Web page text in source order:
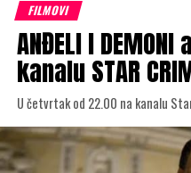
FILMOVI
ANĐELI I
kanalu STAR
U četvrtak od 22.00 na kanalu